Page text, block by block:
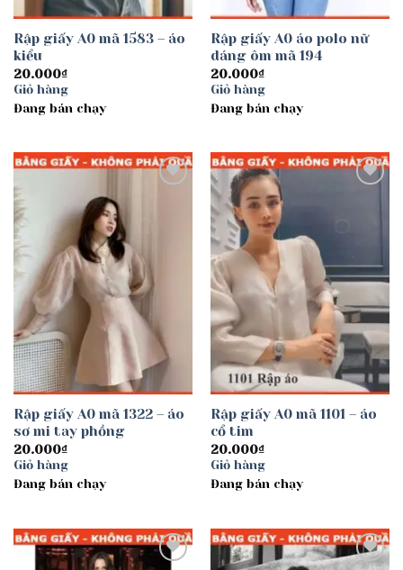
Rập giấy A0 mã 1583 – áo
kiểu
20.000₫
Giỏ hàng
Đang bán chạy
Rập giấy A0 áo polo nữ
dáng ôm mã 194
20.000₫
Giỏ hàng
Đang bán chạy
Rập giấy A0 mã 1322 – áo
sơ mi tay phồng
20.000₫
Giỏ hàng
Đang bán chạy
Rập giấy A0 mã 1101 – áo
cổ tim
20.000₫
Giỏ hàng
Đang bán chạy